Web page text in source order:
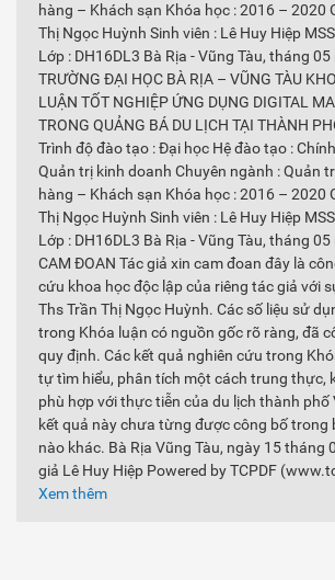
hàng – Khách sạn Khóa học : 2016 – 2020
Thị Ngọc Huỳnh Sinh viên : Lê Huy Hiệp
Lớp : DH16DL3 Bà Rịa - Vũng Tàu, tháng
TRƯỜNG ĐẠI HỌC BÀ RỊA – VŨNG TÀU
LUẬN TỐT NGHIỆP ỨNG DỤNG DIGITAL
TRONG QUẢNG BÁ DU LỊCH TẠI THÀNH
Trình độ đào tạo : Đại học Hệ đào tạo :
Quản trị kinh doanh Chuyên ngành : Quản
hàng – Khách sạn Khóa học : 2016 – 2020
Thị Ngọc Huỳnh Sinh viên : Lê Huy Hiệp
Lớp : DH16DL3 Bà Rịa - Vũng Tàu, tháng
CAM ĐOAN Tác giả xin cam đoan đây là
cứu khoa học độc lập của riêng tác giả với
Ths Trần Thị Ngọc Huỳnh. Các số liệu sử
trong Khóa luận có nguồn gốc rõ ràng, đã
quy định. Các kết quả nghiên cứu trong
tự tìm hiểu, phân tích một cách trung thực,
phù hợp với thực tiễn của du lịch thành phố
kết quả này chưa từng được công bố trong
nào khác. Bà Rịa Vũng Tàu, ngày 15 tháng
giả Lê Huy Hiệp Powered by TCPDF
Xem thêm